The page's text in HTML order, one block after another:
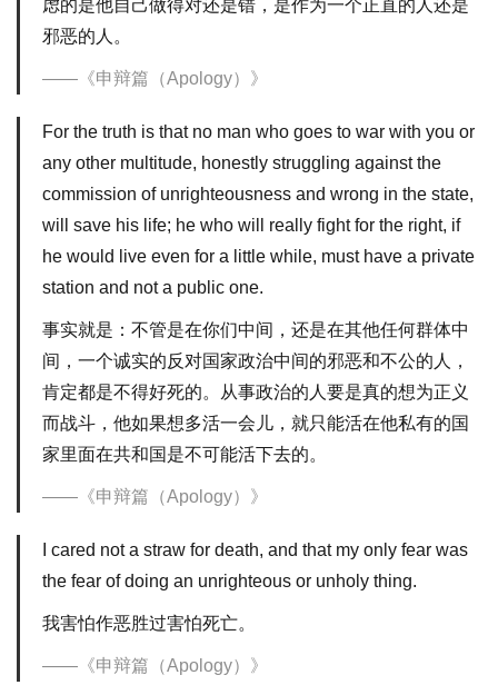
虑的是他自己做得对还是错，是作为一个正直的人还是
邪恶的人。
《申辩篇（Apology）》
For the truth is that no man who goes to war with you or
any other multitude, honestly struggling against the
commission of unrighteousness and wrong in the state,
will save his life; he who will really fight for the right, if
he would live even for a little while, must have a private
station and not a public one.
事实就是：不管是在你们中间，还是在其他任何群体中
间，一个诚实的反对国家政治中间的邪恶和不公的人，
肯定都是不得好死的。从事政治的人要是真的想为正义
而战斗，他如果想多活一会儿，就只能活在他私有的国
家里面在共和国是不可能活下去的。
《申辩篇（Apology）》
I cared not a straw for death, and that my only fear was
the fear of doing an unrighteous or unholy thing.
我害怕作恶胜过害怕死亡。
《申辩篇（Apology）》